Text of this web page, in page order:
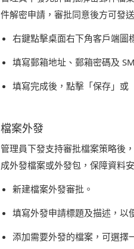
件解密申請，審批同意後方可發
右鍵點擊桌面右下角客戶端圖
填寫郵箱地址、郵箱密碼及
填寫完成後，點擊「保存」或
檔案外發
管理員下發支持審批檔案策略後
成外發檔案或外發包，保障資料
新建檔案外發審批。
填寫外發申請標題及描述，以
添加需要外發的檔案，可選擇